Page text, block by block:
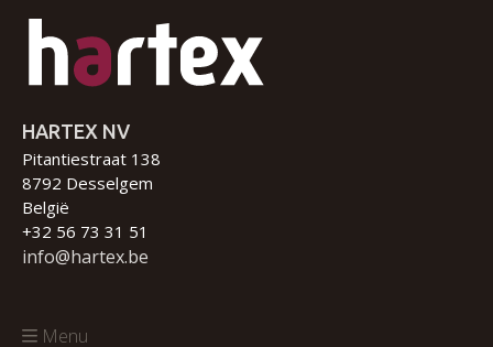
HARTEX NV
Pitantiestraat 138
8792 Desselgem
België
+32 56 73 31 51
info@hartex.be
Menu